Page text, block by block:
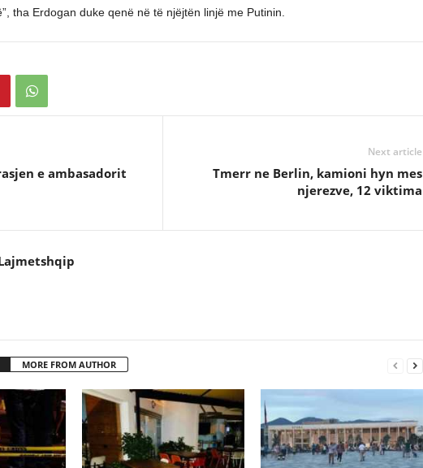
tha Erdogan duke qenë në të njëjtën linjë me Putinin.
e ambasadorit
Next article
Tmerr ne Berlin, kamioni hyn mes
njerezve, 12 viktima
MORE FROM AUTHOR